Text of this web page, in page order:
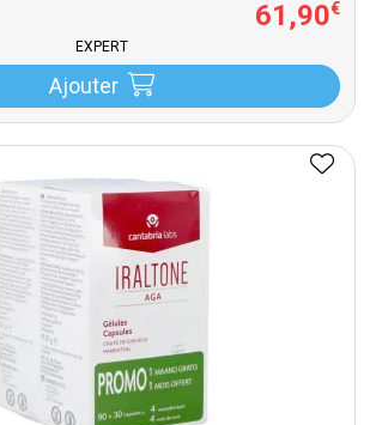
61,90€
EXPERT
Ajouter